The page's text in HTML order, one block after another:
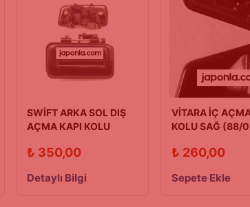
SWİFT ARKA SOL DIŞ
AÇMA KAPI KOLU
₺ 350,00
Detaylı Bilgi
VİTARA İÇ
KOLU SAĞ (88/
₺ 260,00
Sepete Ekle